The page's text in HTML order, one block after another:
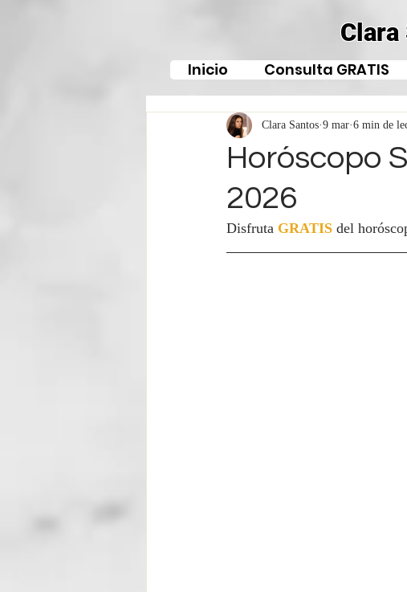
Clara
Inicio Consulta GRATIS
Horóscopo
2026
Clara Santos9 mar6 min de
Disfruta GRATISdel